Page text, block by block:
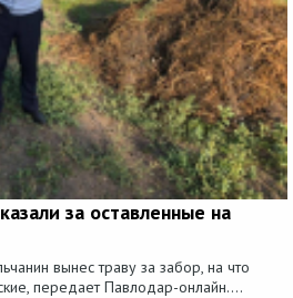
за оставленные на
вынес траву за забор, на что
передает Павлодар-онлайн....